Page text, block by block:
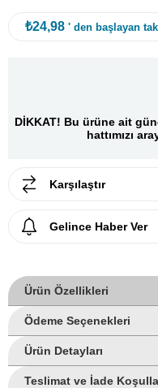
₺24,98 ' den başlayan
DİKKAT! Bu ürüne ait
hattımızı
Karşılaştır
Gelince Haber Ver
Ürün Özellikleri
Ödeme Seçenekleri
Ürün Detayları
Teslimat ve İade